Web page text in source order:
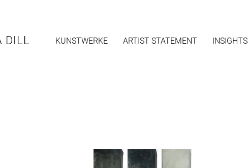
DILL KUNSTWERKE ARTIST STATEMENT INSIGHTS